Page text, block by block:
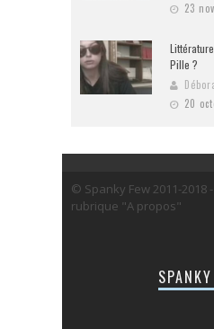
23
Pille ?
20
© Spanky Few 2011-2018
rubrique "A propos"